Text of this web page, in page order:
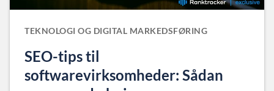
TEKNOLOGI OG DIGITAL MARKEDSFØRING
SEO-tips til
softwarevirksomheder: Sådan